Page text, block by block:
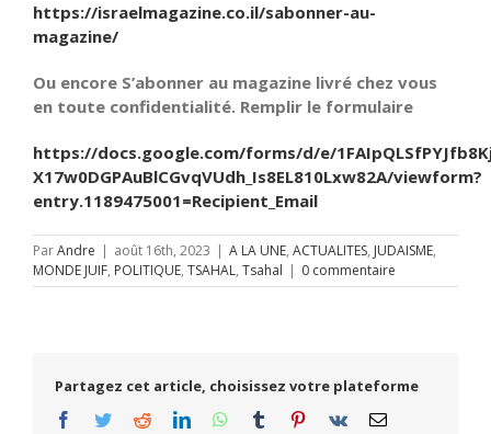
https://israelmagazine.co.il/sabonner-au-
magazine/
Ou encore S’abonner au magazine livré chez vous
en toute confidentialité. Remplir le formulaire
https://docs.google.com/forms/d/e/
X17w0DGPAuBlCGvqVUdh_Is8EL810Lxw82A/viewform?
entry.1189475001=Recipient_Email
ParAndre | août 16th, 2023 | A LA UNE, ACTUALITES, JUDAISME,
MONDE JUIF, POLITIQUE, TSAHAL, Tsahal | 0 commentaire
Partagez cet article, choisissez votre plateforme
Facebook
TwitterRedditLinkedInWhatsApp
Tumblr Pinterest
Vk Email